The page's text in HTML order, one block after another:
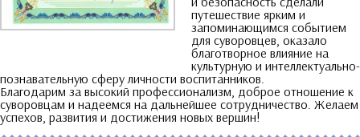
путешествие ярким и
запоминающимся событием
для суворовцев оказало
благотворное влияние на
культурную и интеллектуально-
познавательную сферу личности воспитанников
Благодарим за высокий профессионализм доброе отношение к
суворовцам и надеемся на дальнейшее сотрудничество Желаем
успехов развития и достижения новых вершин!